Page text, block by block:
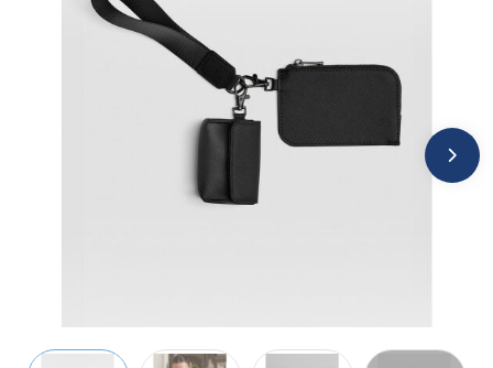
Kledingaccessoires
Ondergoed, Sokken en Nachtkleding